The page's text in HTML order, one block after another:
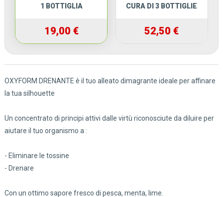
1 BOTTIGLIA
19,00 €
CURA DI 3 BOTTIGLIE
52,50 €
OXYFORM DRENANTE è il tuo alleato dimagrante ideale per affinare
la tua silhouette
Un concentrato di principi attivi dalle virtù riconosciute da diluire per
aiutare il tuo organismo a :
- Eliminare le tossine
- Drenare
Con un ottimo sapore fresco di pesca, menta, lime.